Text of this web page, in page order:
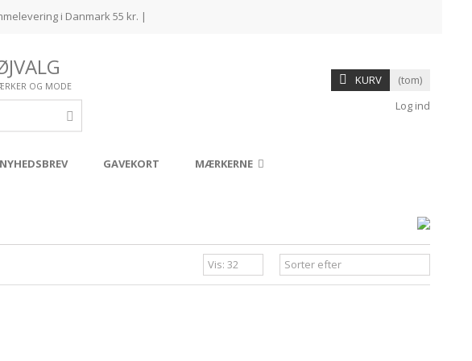
i Danmark 55 kr. |
OG MODE KURV
(tom)
Log ind
NYHEDSBREV GAVEKORT MÆRKERNE